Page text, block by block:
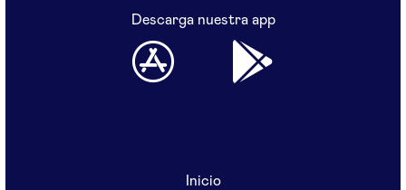
Descarga nuestra app
Inicio